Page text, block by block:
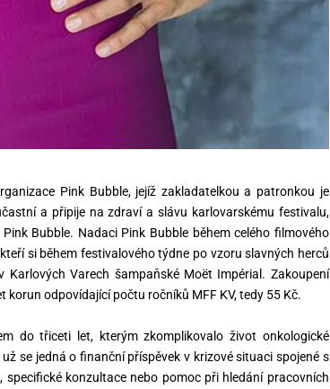
Pink Bubble, jejíž zakladatelkou a patronkou je
a připije na zdraví a slávu karlovarskému festivalu,
Bubble. Nadaci Pink Bubble během celého filmového
kteří si během festivalového týdne po vzoru slavných herců
Karlových Varech šampaňské Moët Impérial. Zakoupení
odpovídající počtu ročníků MFF KV, tedy 55 Kč.
do třiceti let, kterým zkomplikovalo život onkologické
se jedná o finanční příspěvek v krizové situaci spojené s
konzultace nebo pomoc při hledání pracovních